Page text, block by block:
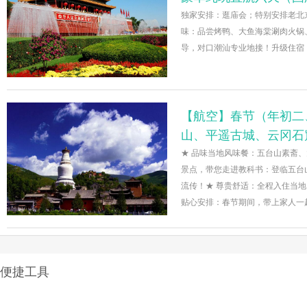
独家安排：逛庙会；特别安排老
味：品尝烤鸭、大鱼海棠涮肉火
导，对口潮汕专业地接！升级住
【航空】春节（年初
山、平遥古城、云冈
★ 品味当地风味餐：五台山素斋
景点，带您走进教科书：登临五
流传！★ 尊贵舒适：全程入住当
贴心安排：春节期间，带上家人
便捷工具